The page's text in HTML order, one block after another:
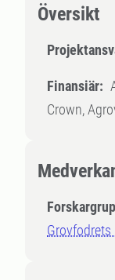
Översikt
Finansiär:
Crown,